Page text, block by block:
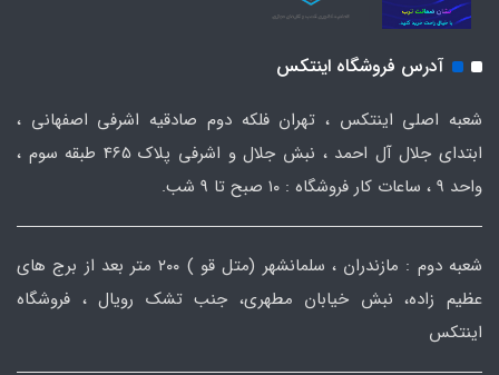
آدرس فروشگاه اینتکس
شعبه اصلی اینتکس ، تهران فلکه دوم صادقیه اشرفی اصفهانی ،
ابتدای جلال آل احمد ، نبش جلال و اشرفی پلاک 465 طبقه سوم ،
واحد ۹ ، ساعات کار فروشگاه : ۱۰ صبح تا ۹ شب.
شعبه دوم : مازندران ، سلمانشهر (متل قو ) ۲۰۰ متر بعد از برج های
عظیم زاده، نبش خیابان مطهری، جنب تشک رویال ، فروشگاه
اینتکس